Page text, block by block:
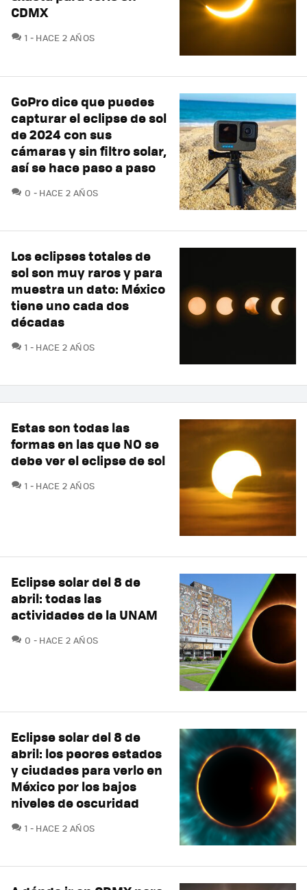
CDMX
1 COMENTARIOS
HACE 2 AÑOS
GoPro dice que puedes
capturar el eclipse de sol
de 2024 con sus
cámaras y sin filtro solar,
así se hace paso a paso
0 COMENTARIOS
HACE 2 AÑOS
Los eclipses totales de
sol son muy raros y para
muestra un dato: México
tiene uno cada dos
décadas
1 COMENTARIOS
HACE 2 AÑOS
Estas son todas las
formas en las que NO se
debe ver el eclipse de sol
1 COMENTARIOS
HACE 2 AÑOS
Eclipse solar del 8 de
abril: todas las
actividades de la UNAM
0 COMENTARIOS
HACE 2 AÑOS
Eclipse solar del 8 de
abril: los peores estados
y ciudades para verlo en
México por los bajos
niveles de oscuridad
1 COMENTARIOS
HACE 2 AÑOS